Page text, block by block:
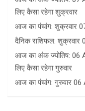
लिए कैसा रहेगा शुक्रवार
आज का पंचांग: शुक्रवार
दैनिक राशिफल: शुक्रवार
आज का अंक ज्योतिष: 06
लिए कैसा रहेगा गुरुवार
आज का पंचांग: गुरुवार